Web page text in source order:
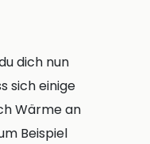
dich nun
sich einige
Wärme an
Beispiel